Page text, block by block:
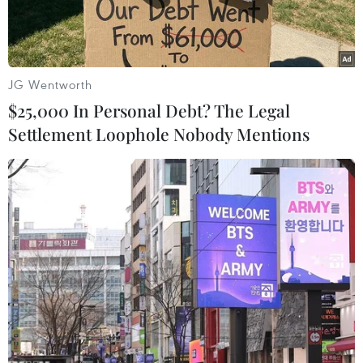
Thái Lan sẽ tiếp tục phô trương sức mạnh?
Đội tuyển Indonesia được dự báo sẽ phải đối
mặt với vô vàn khó khăn trong chuyến làm
JG Wentworth
$25,000 In Personal Debt? The Legal
Settlement Loophole Nobody Mentions